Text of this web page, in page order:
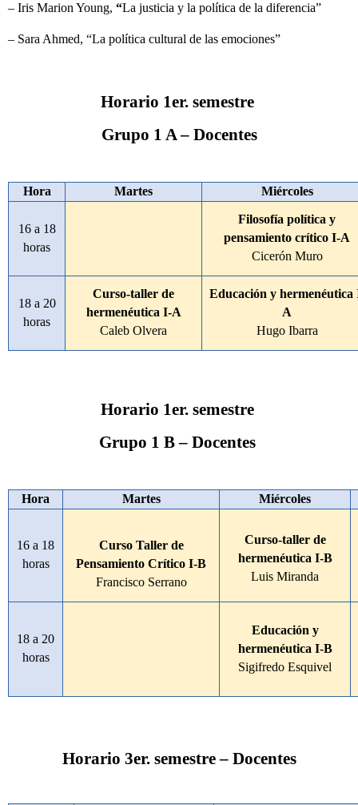
– Iris Marion Young, “La justicia y la política de la diferencia”
– Sara Ahmed, “La política cultural de las emociones”
Horario 1er. semestre
Grupo 1 A – Docentes
Hora Martes Miércoles
16 a 18
horas
Filosofía política y
pensamiento crítico I-A
Cicerón Muro
18 a 20
horas
Curso-taller de
hermenéutica I-A
Caleb Olvera
Educación y hermenéutica
A
Hugo Ibarra
Horario 1er. semestre
Grupo 1 B – Docentes
Hora Martes Miércoles
16 a 18
horas
Curso Taller de
Pensamiento Crítico I-B
Francisco Serrano
Curso-taller de
hermenéutica I-B
Luis Miranda
18 a 20
horas
Educación y
hermenéutica I-B
Sigifredo Esquivel
Horario 3er. semestre – Docentes